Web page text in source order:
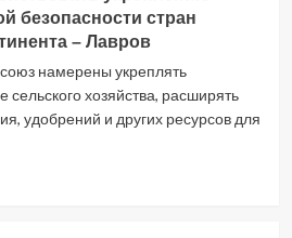
безопасности стран
– Лавров
намерены укреплять
сельского хозяйства, расширять
удобрений и других ресурсов для